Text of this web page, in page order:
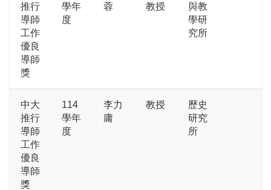
推行
導師
工作
優良
導師
獎
學年
度
蓉
教授
與教
學研
究所
中大
推行
導師
工作
優良
導師
獎
114
學年
度
李力
庸
教授
歷史
研究
所